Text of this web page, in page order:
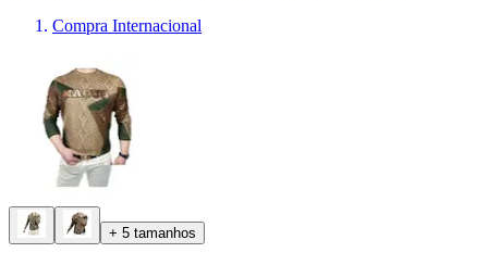
Compra Internacional
+ 5 tamanhos